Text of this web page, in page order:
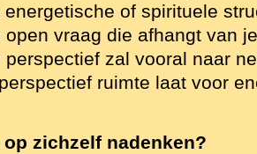
of spirituele
vraag die afhangt van
zal vooral naar
ruimte laat voor
zichzelf nadenken?